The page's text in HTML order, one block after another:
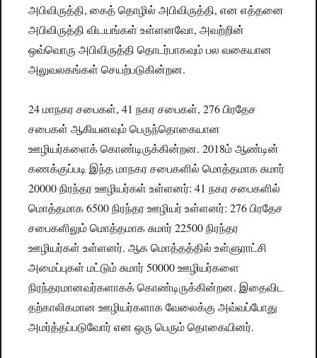
அபிவிருத்தி, கைத் தொழில் அபிவிருத்தி, என எத்தனை
அபிவிருத்தி விடயங்கள் உள்ளனவோ, அவற்றின்
ஒவ்வொரு அபிவிருத்தி தொடர்பாகவும் பல வகையான
அலுவலகங்கள் செயற்படுகின்றன.
24 மாநகர சபைகள், 41 நகர சபைகள், 276 பிரதேச
சபைகள் ஆகியனவும் பெருந்தொகையான
ஊழியர்களைக் கொண்டிருக்கின்றன. 2018ம் ஆண்டின்
கணக்குப்படி இந்த மாநகர சபைகளில் மொத்தமாக சுமார்
20000 நிரந்தர ஊழியர்கள் உள்ளனர்: 41 நகர சபைகளில்
மொத்தமாக 6500 நிரந்தர ஊழியர் உள்ளனர்: 276 பிரதேச
சபைகளிலும் மொத்தமாக சுமார் 22500 நிரந்தர
ஊழியர்கள் உள்ளனர். ஆக மொத்தத்தில் உள்ளுராட்சி
அமைப்புகள் மட்டும் சுமார் 50000 ஊழியர்களை
நிரந்தரமானவர்களாகக் கொண்டிருக்கின்றன. இதைவிட
தற்காலிகமான ஊழியர்களாக வேலைக்கு அவ்வப்போது
அமர்த்தப்படுவோர் என ஒரு பெரும் தொகையினர்.